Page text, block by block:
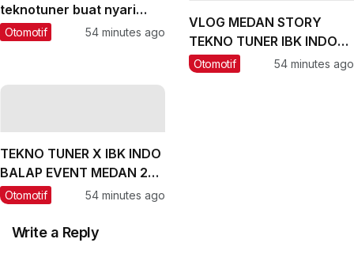
teknotuner buat nyari
lawan yang sepadan‼️
Otomotif 54 minutes ago
VLOG MEDAN STORY
TEKNO TUNER IBK INDO
CHAPTER FINAL | F.BAGOL
Otomotif 54 minutes ago
TEKNO TUNER X IBK INDO
BALAP EVENT MEDAN 201
METER
Otomotif 54 minutes ago
Write a Reply